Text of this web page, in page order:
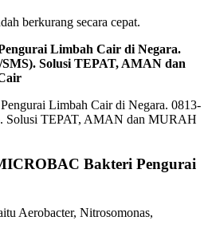
berkurang secara cepat.
Limbah Cair di Negara.
SMS). Solusi TEPAT, AMAN dan
Bakteri Pengurai
Aerobacter, Nitrosomonas,